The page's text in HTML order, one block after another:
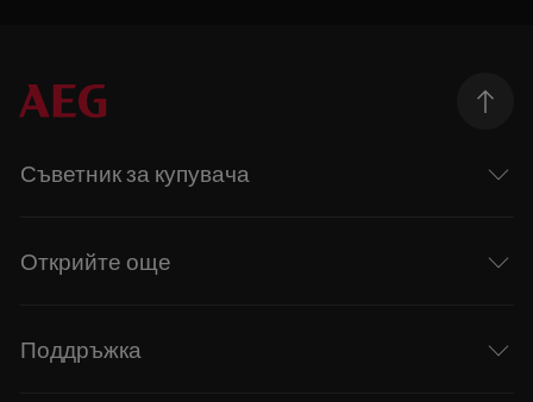
Съветник за купувача
Открийте още
Поддръжка